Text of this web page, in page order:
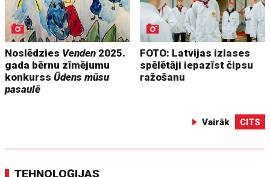
Noslēdzies Venden 2025.
gada bērnu zīmējumu
konkurssŪdens mūsu
pasaulē
FOTO: Latvijas izlases
spēlētāji iepazīst čipsu
ražošanu
Vairāk CITS
TEHNOLOĢIJAS